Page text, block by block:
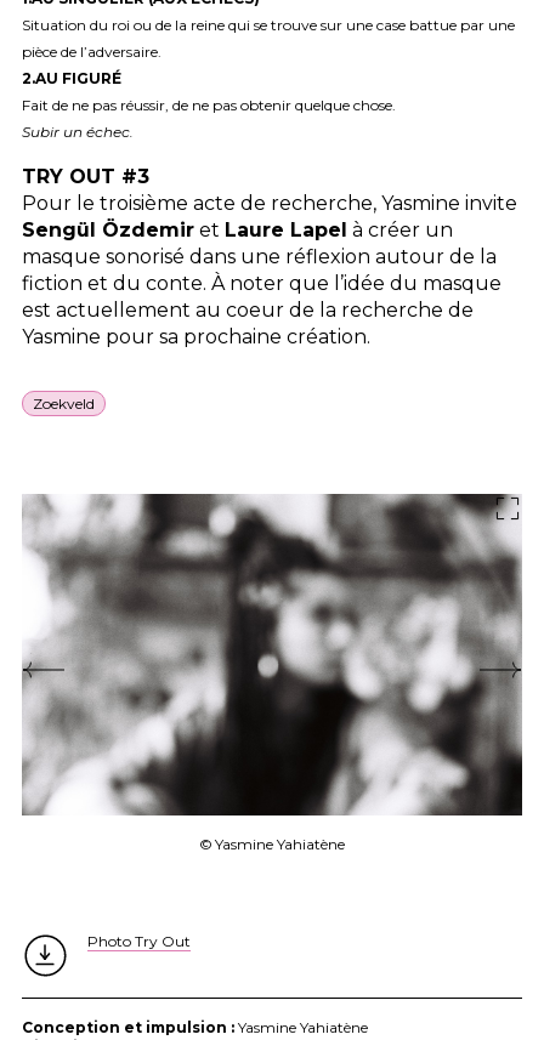
Situation du roi ou de la reine qui se trouve sur une case battue par une
pièce de l’adversaire.
2.AU FIGURÉ
Fait de ne pas réussir, de ne pas obtenir quelque chose.
Subir un échec.
TRY OUT #3
Pour le troisième acte de recherche, Yasmine invite
Sengül Özdemiret Laure Lapel à créer un
masque sonorisé dans une réflexion autour de la
fiction et du conte. À noter que l’idée du masque
est actuellement au coeur de la recherche de
Yasmine pour sa prochaine création.
Zoekveld
© Yasmine Yahiatène
Photo Try Out
Conception et impulsion :Yasmine Yahiatène